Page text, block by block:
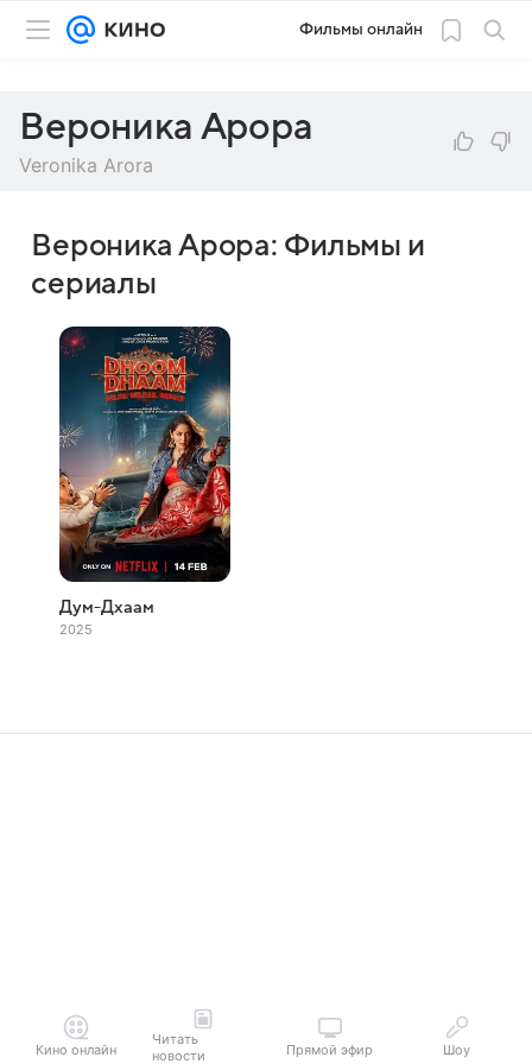
Фильмы онлайн
Вероника Арора
Veronika Arora
Вероника Арора: Фильмы и
сериалы
Дум-Дхаам
2025
Кино онлайн
Читать
новости
Прямой эфир Шоу